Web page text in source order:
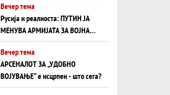
Вечер тема
Русија и реалноста: ПУТИН ЈА
МЕНУВА АРМИЈАТА ЗА ВОЈНА
ШТО ОСТАНУВА БЕЗ ФРОНТ
Вечер тема
АРСЕНАЛОТ ЗА „УДОБНО
ВОЈУВАЊЕ“ е исцрпен - што сега?